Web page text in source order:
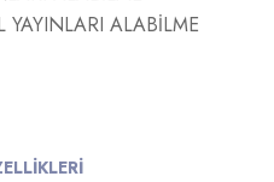
ALABİLME